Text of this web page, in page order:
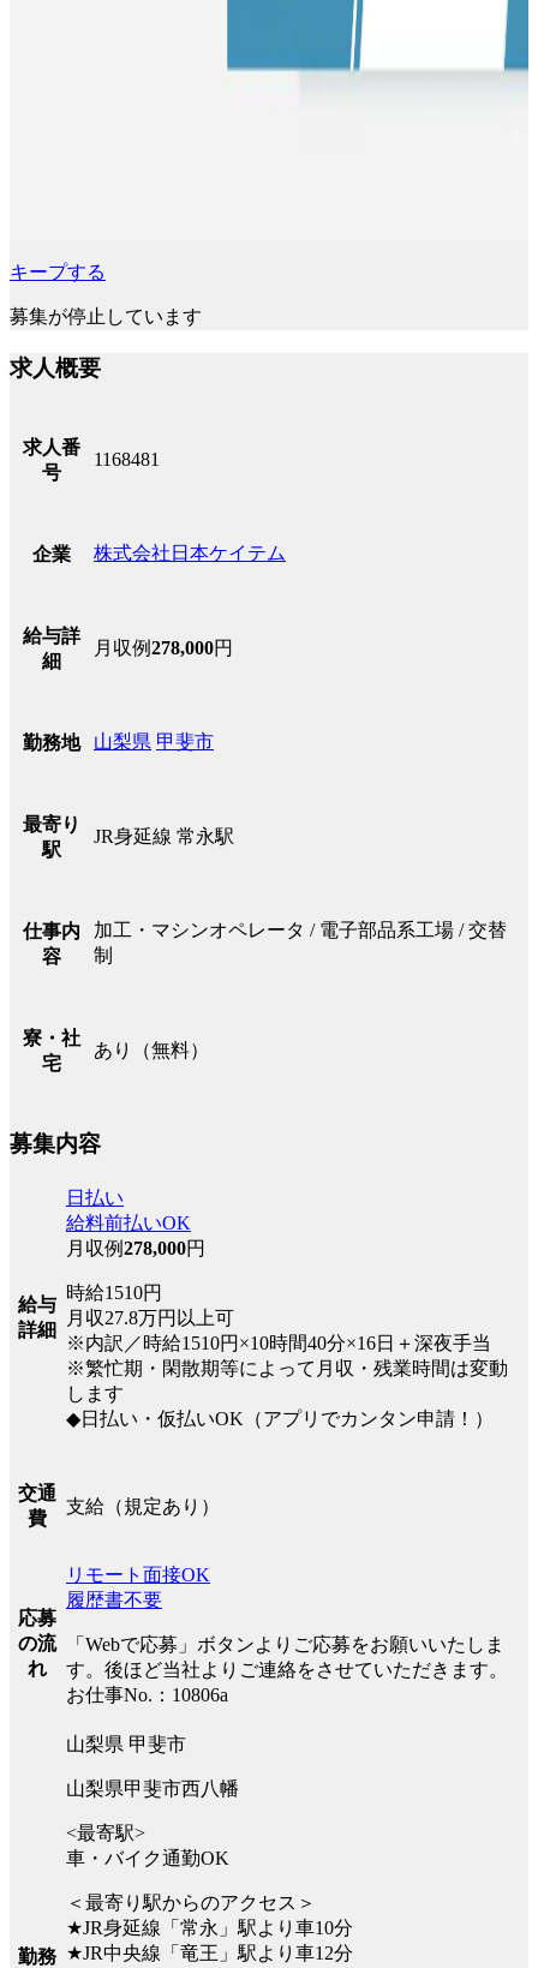
キープする
募集が停止しています
求人概要
求人番
号
1168481
企業 株式会社日本ケイテム
給与詳
細
月収例278,000円
勤務地 山梨県 甲斐市
最寄り
駅
JR身延線 常永駅
仕事内
容
加工・マシンオペレータ / 電子部品系工場 / 交替
制
寮・社
宅
あり（無料）
募集内容
給与
詳細
日払い
給料前払いOK
月収例278,000円
時給1510円
月収27.8万円以上可
※内訳／時給1510円×10時間40分×16日＋深夜手当
※繁忙期・閑散期等によって月収・残業時間は変動
します
◆日払い・仮払いOK（アプリでカンタン申請！）
交通
費
支給（規定あり）
応募
の流
れ
リモート面接OK
履歴書不要
「Webで応募」ボタンよりご応募をお願いいたしま
す。後ほど当社よりご連絡をさせていただきます。
お仕事No.：10806a
勤務
山梨県 甲斐市
山梨県甲斐市西八幡
<最寄駅>
車・バイク通勤OK
＜最寄り駅からのアクセス＞
★JR身延線「常永」駅より車10分
★JR中央線「竜王」駅より車12分